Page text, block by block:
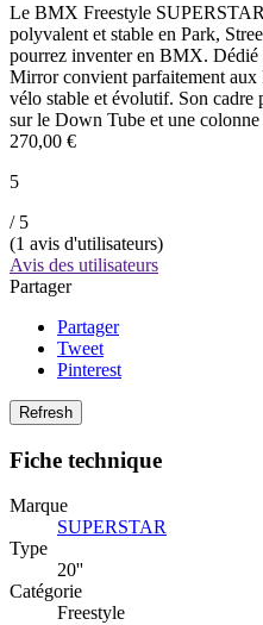
Le BMX Freestyle
polyvalent et stable en Park,
pourrez inventer en BMX.
Mirror convient parfaitement aux
vélo stable et évolutif. Son cadre
sur le Down Tube et une colonne
270,00 €
5
/ 5
(1 avis d'utilisateurs)
Avis des utilisateurs
Partager
Partager
Tweet
Pinterest
Fiche technique
Marque
SUPERSTAR
Type
20''
Catégorie
Freestyle